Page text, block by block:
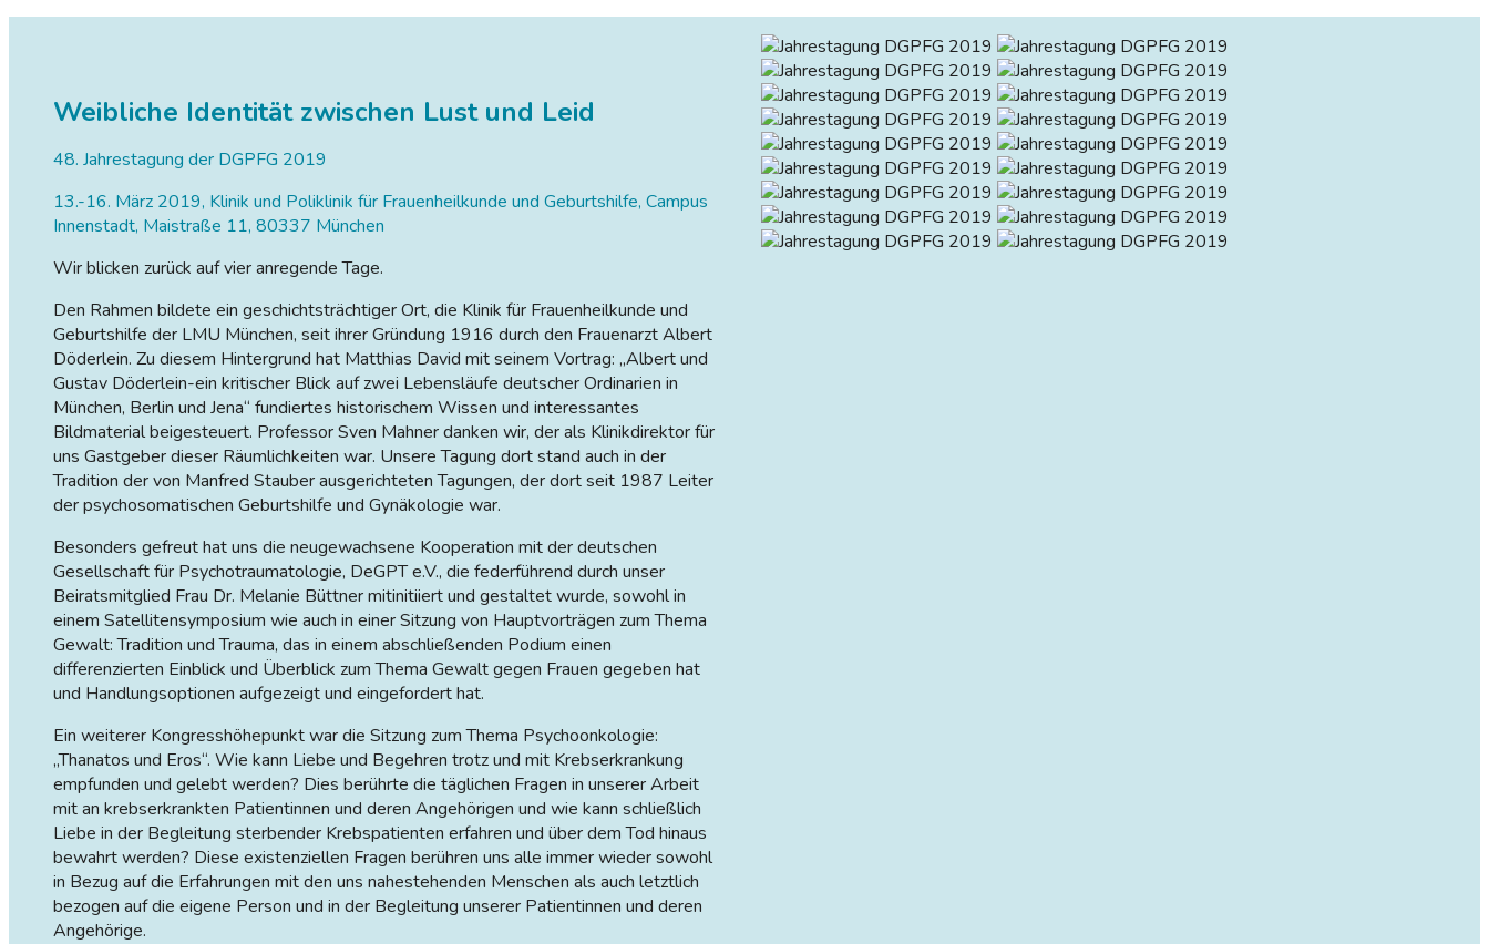
Weibliche Identität zwischen Lust und Leid
48. Jahrestagung der DGPFG 2019
13.-16. März 2019, Klinik und Poliklinik für Frauenheilkunde und Geburtshilfe, Campus
Innenstadt, Maistraße 11, 80337 München
Wir blicken zurück auf vier anregende Tage.
Den Rahmen bildete ein geschichtsträchtiger Ort, die Klinik für Frauenheilkunde und
Geburtshilfe der LMU München, seit ihrer Gründung 1916 durch den Frauenarzt Albert
Döderlein. Zu diesem Hintergrund hat Matthias David mit seinem Vortrag: „Albert und
Gustav Döderlein-ein kritischer Blick auf zwei Lebensläufe deutscher Ordinarien in
München, Berlin und Jena“ fundiertes historischem Wissen und interessantes
Bildmaterial beigesteuert. Professor Sven Mahner danken wir, der als Klinikdirektor für
uns Gastgeber dieser Räumlichkeiten war. Unsere Tagung dort stand auch in der
Tradition der von Manfred Stauber ausgerichteten Tagungen, der dort seit 1987 Leiter
der psychosomatischen Geburtshilfe und Gynäkologie war.
Besonders gefreut hat uns die neugewachsene Kooperation mit der deutschen
Gesellschaft für Psychotraumatologie, DeGPT e.V., die federführend durch unser
Beiratsmitglied Frau Dr. Melanie Büttner mitinitiiert und gestaltet wurde, sowohl in
einem Satellitensymposium wie auch in einer Sitzung von Hauptvorträgen zum Thema
Gewalt: Tradition und Trauma, das in einem abschließenden Podium einen
differenzierten Einblick und Überblick zum Thema Gewalt gegen Frauen gegeben hat
und Handlungsoptionen aufgezeigt und eingefordert hat.
Ein weiterer Kongresshöhepunkt war die Sitzung zum Thema Psychoonkologie:
„Thanatos und Eros“. Wie kann Liebe und Begehren trotz und mit Krebserkrankung
empfunden und gelebt werden? Dies berührte die täglichen Fragen in unserer Arbeit
mit an krebserkrankten Patientinnen und deren Angehörigen und wie kann schließlich
Liebe in der Begleitung sterbender Krebspatienten erfahren und über dem Tod hinaus
bewahrt werden? Diese existenziellen Fragen berühren uns alle immer wieder sowohl
in Bezug auf die Erfahrungen mit den uns nahestehenden Menschen als auch letztlich
bezogen auf die eigene Person und in der Begleitung unserer Patientinnen und deren
Angehörige.